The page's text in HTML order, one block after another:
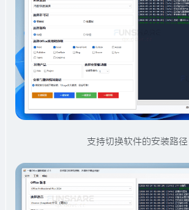
支持切换软件的安装路径